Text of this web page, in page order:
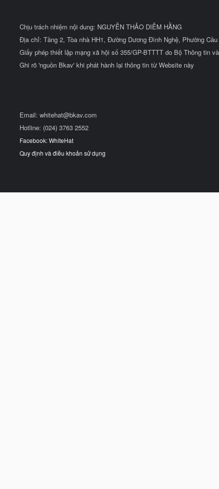
Chịu trách nhiệm nội dung: NGUYỄN THẢO DIỄM HẰNG
Địa chỉ: Tầng 2, Tòa nhà HH1, Đường Dương Đình Nghệ, Phường
Giấy phép thiết lập mạng xã hội số 355/GP-BTTTT do Bộ Thông tin
Ghi rõ 'nguồn Bkav' khi phát hành lại thông tin từ Website này
Email: whitehat@bkav.com
Hotline: (024) 3763 2552
Facebook: WhiteHat
Quy định và điều khoản sử dụng